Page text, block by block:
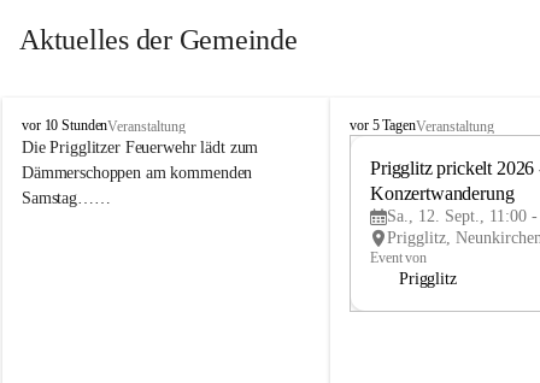
Aktuelles der Gemeinde
P
r
i
g
vor 10 StundenVeranstaltung
Die Prigglitzer Feuerwehr lädt zum
Dämmerschoppen am kommenden
Samstag……
P
vor 5 TagenVeranstaltung
Prigglitz prickelt 2026
Konzertwanderung
Sa., 12. Sept., 11:00
Event von
Prigglitz